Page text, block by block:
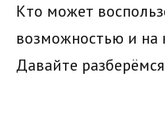
Кто может
возможностью и на
Давайте